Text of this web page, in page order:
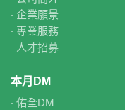
企業願景
專業服務
人才招募
本月DM
佑全DM